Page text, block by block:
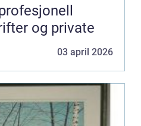
og private
03 april 2026